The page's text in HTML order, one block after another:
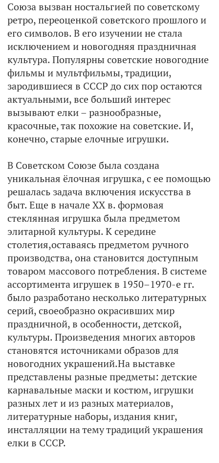
Союза вызван ностальгией по советскому
ретро, переоценкой советского прошлого и
его символов. В его изучении не стала
исключением и новогодняя праздничная
культура. Популярны советские новогодние
фильмы и мультфильмы, традиции,
зародившиеся в СССР до сих пор остаются
актуальными, все больший интерес
вызывают елки – разнообразные,
красочные, так похожие на советские. И,
конечно, старые елочные игрушки.
В Советском Союзе была создана
уникальная ёлочная игрушка, с ее помощью
решалась задача включения искусства в
быт. Еще в начале XX в. формовая
стеклянная игрушка была предметом
элитарной культуры. К середине
столетия,оставаясь предметом ручного
производства, она становится доступным
товаром массового потребления. В системе
ассортимента игрушек в 1950–1970-е гг.
было разработано несколько литературных
серий, своеобразно окрасивших мир
праздничной, в особенности, детской,
культуры. Произведения многих авторов
становятся источниками образов для
новогодних украшений.На выставке
представлены разные предметы: детские
карнавальные маски и костюм, игрушки
разных лет и из разных материалов,
литературные наборы, издания книг,
инсталляции на тему традиций украшения
елки в СССР.